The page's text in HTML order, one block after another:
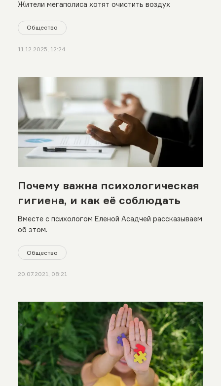
Жители мегаполиса хотят очистить воздух
Общество
11.12.2025, 12:24
Почему важна психологическая
гигиена, и как её соблюдать
Вместе с психологом Еленой Асадчей рассказываем
об этом.
Общество
20.07.2021, 08:21